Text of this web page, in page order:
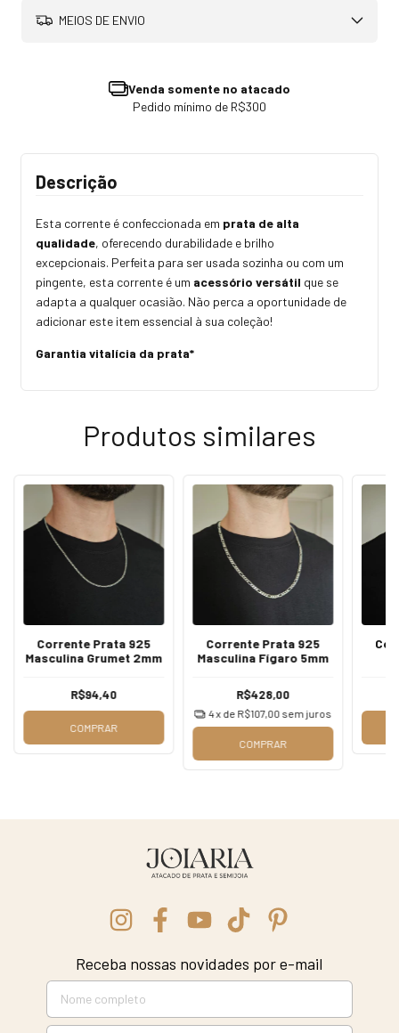
MEIOS DE ENVIO
Venda somente no atacado
Pedido mínimo de R$300
Descrição
Esta corrente é confeccionada em prata de alta
qualidade, oferecendo durabilidade e brilho
excepcionais. Perfeita para ser usada sozinha ou com um
pingente, esta corrente é um acessório versátil que se
adapta a qualquer ocasião. Não perca a oportunidade de
adicionar este item essencial à sua coleção!
Garantia vitalícia da prata*
Produtos similares
Corrente Prata 925
Masculina Grumet 2mm
R$94,40
COMPRAR
Corrente Prata 925
Masculina Fígaro 5mm
R$428,00
4x de R$107,00 sem juros
COMPRAR
Receba nossas novidades por e-mail